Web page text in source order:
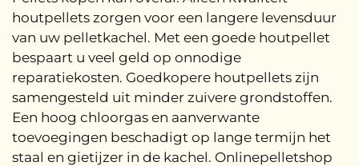
houtpellets zorgen voor een langere levensduur
van uw pelletkachel. Met een goede houtpellet
bespaart u veel geld op onnodige
reparatiekosten. Goedkopere houtpellets zijn
samengesteld uit minder zuivere grondstoffen.
Een hoog chloorgas en aanverwante
toevoegingen beschadigt op lange termijn het
staal en gietijzer in de kachel. Onlinepelletshop